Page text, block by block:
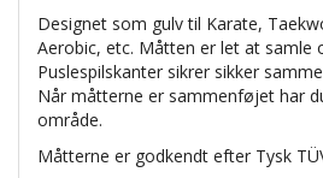
Designet som gulv til Karate,
Aerobic, etc. Måtten er let at samle
Puslespilskanter sikrer sikker
Når måtterne er sammenføjet har
område.
Måtterne er godkendt efter Tysk